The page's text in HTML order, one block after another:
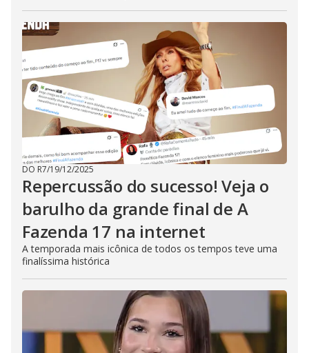
DO R7/19/12/2025
Repercussão do sucesso! Veja o
barulho da grande final de A
Fazenda 17 na internet
A temporada mais icônica de todos os tempos teve uma
finalíssima histórica